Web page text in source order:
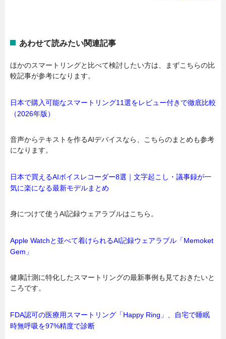
あわせて読みたい関連記事
ほかのスマートリングと比べて検討したい方は、まずこちらの比
較記事が参考になります。
日本で購入可能なスマートリング11選をレビュー付きで徹底比較
（2026年版）
音声からテキストを作るAIデバイスなら、こちらのまとめも参考
になります。
日本で買えるAIボイスレコーダー8選｜文字起こし・議事録が一
気に楽になる最新モデルまとめ
身につけて使うAI記録ウェアラブルはこちら。
Apple Watchと並べて着けられるAI記録ウェアラブル「Memoket
Gem」
健康計測に特化したスマートリングの最新事例も見ておきたいと
ころです。
FDA認可の医療用スマートリング「Happy Ring」、自宅で睡眠
時無呼吸を97%精度で診断